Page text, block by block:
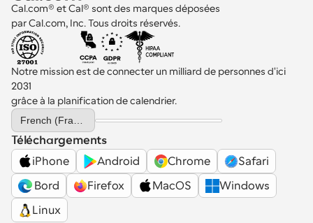
Cal.com® et Cal® sont des marques déposées
par Cal.com, Inc. Tous droits réservés.
Notre mission est de connecter un milliard de personnes d'ici
2031
grâce à la planification de calendrier.
Select Language
Téléchargements
iPhone
Android Chrome
Safari
Bord
Firefox MacOS
Windows
Linux